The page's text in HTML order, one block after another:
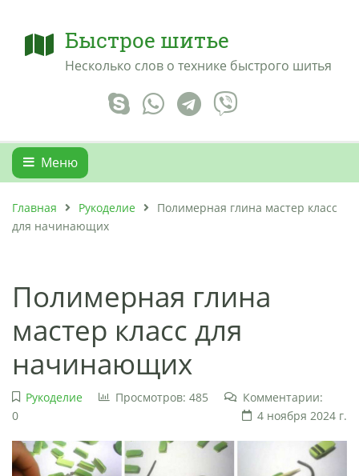
Быстрое шитье
Несколько слов о технике быстрого шитья
Меню
Главная Рукоделие
Полимерная глина мастер класс
для начинающих
Полимерная глина
мастер класс для
начинающих
Рукоделие Просмотров: 485
Комментарии:
0
4 ноября 2024 г.